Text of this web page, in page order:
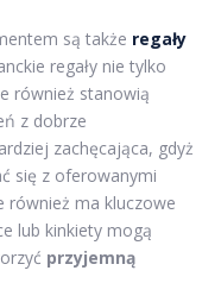
są także regały
regały nie tylko
również stanowią
z dobrze
zachęcająca, gdyż
się z oferowanymi
również ma kluczowe
lub kinkiety mogą
przyjemną